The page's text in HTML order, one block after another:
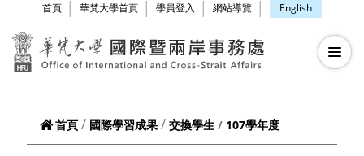
首頁 華梵大學首頁 學員登入 網站導覽 English
華梵大學智慧
—
—
—
首頁 國際學習成果 交換學生 107學年度